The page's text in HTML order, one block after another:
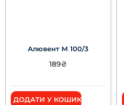
Алювент М 100/3
189₴
ДОДАТИ У КОШИК